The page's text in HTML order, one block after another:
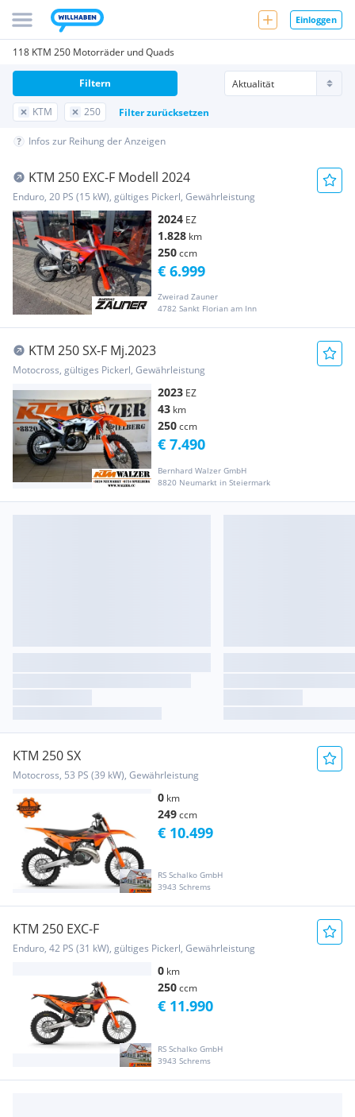
Einloggen
118 KTM 250 Motorräder und Quads
KTM 250 Filter zurücksetzen
Filtern
Infos zur Reihung der Anzeigen
KTM 250 EXC-F Modell 2024
Enduro, 20 PS (15 kW), gültiges Pickerl, Gewährleistung
2024 EZ
1.828 km
250ccm
Zweirad Zauner
4782 Sankt Florian am Inn
€ 6.999
KTM 250 SX-F Mj.2023
Motocross, gültiges Pickerl, Gewährleistung
2023 EZ
43 km
250ccm
Bernhard Walzer GmbH
8820 Neumarkt in Steiermark
€ 7.490
KTM 250 SX
Motocross, 53 PS (39 kW), Gewährleistung
0 km
249ccm
RS Schalko GmbH
3943 Schrems
€ 10.499
KTM 250 EXC-F
Enduro, 42 PS (31 kW), gültiges Pickerl, Gewährleistung
0 km
250ccm
RS Schalko GmbH
3943 Schrems
€ 11.990